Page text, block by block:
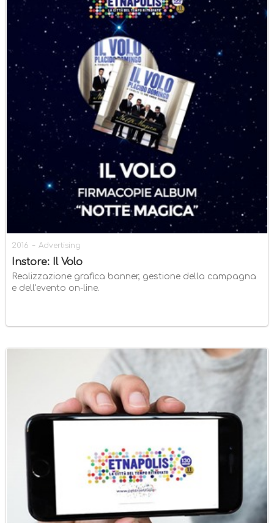
2016 - Advertising
Instore: Il Volo
Realizzazione grafica banner, gestione della campagna
e dell'evento on-line.